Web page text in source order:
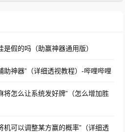
是假的吗（助赢神器通用版）
助神器”（详细透视教程）-哔哩哔哩
将怎么让系统发好牌”（怎么增加胜
机可以调整某方赢的概率”（详细透